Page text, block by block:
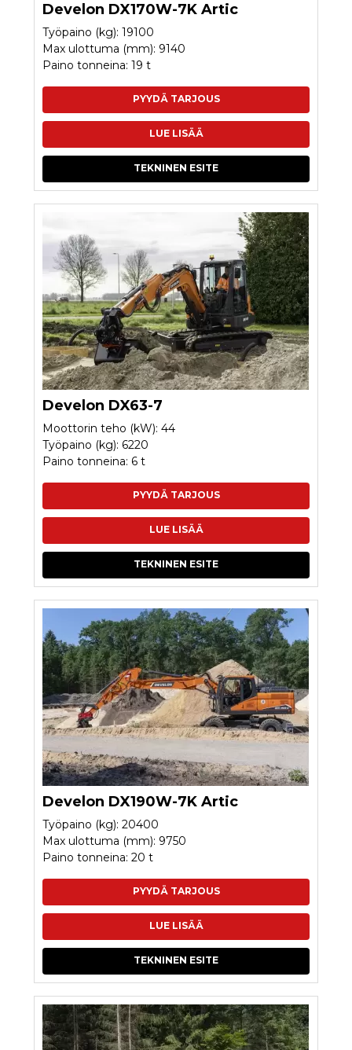
Develon DX170W-7K Artic
Työpaino (kg): 19100
Max ulottuma (mm): 9140
Paino tonneina: 19 t
PYYDÄ TARJOUS
LUE LISÄÄ
TEKNINEN ESITE
Develon DX63-7
Moottorin teho (kW): 44
Työpaino (kg): 6220
Paino tonneina: 6 t
PYYDÄ TARJOUS
LUE LISÄÄ
TEKNINEN ESITE
Develon DX190W-7K Artic
Työpaino (kg): 20400
Max ulottuma (mm): 9750
Paino tonneina: 20 t
PYYDÄ TARJOUS
LUE LISÄÄ
TEKNINEN ESITE